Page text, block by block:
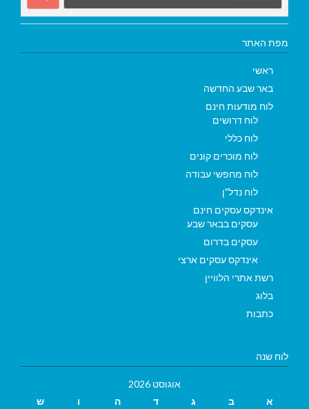
מפת האתר
ראשי
באר שבע החדשה
לוח מודעות חינם
לוח דרושים
לוח כללי
לוח מוכרים קונים
לוח מחפשי עבודה
לוח נדל"ן
אינדקס עסקים חינם
עסקים בבאר שבע
עסקים בדרום
אינדקס עסקים ארצי
רשת אתרי הלוויין
בלוג
כתבות
לוח שנה
אוגוסט 2026
א
ב ג ד ה ו ש